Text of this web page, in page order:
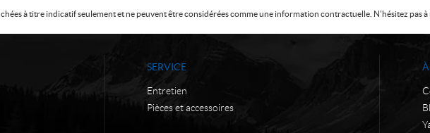
à titre indicatif seulement et ne peuvent être considérées comme une information contractuelle. N'hésitez pas
SERVICE
Entretien
Pièces et accessoires